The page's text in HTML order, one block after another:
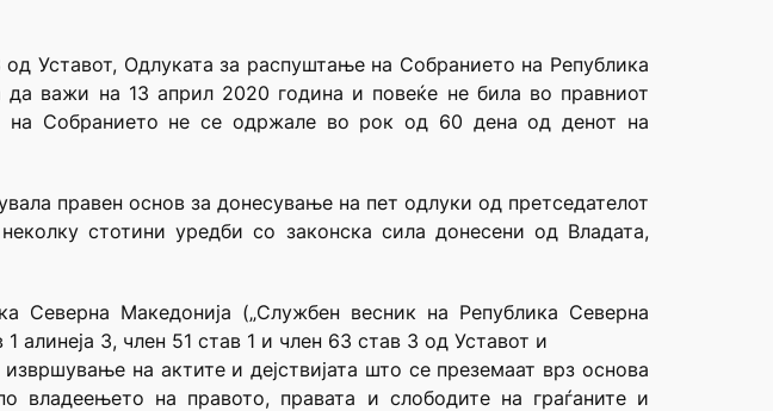
Уставот, Одлуката за распуштање на Собранието на Република
важи на 13 април 2020 година и повеќе не била во правниот
на Собранието не се одржале во рок од 60 дена од денот на
правен основ за донесување на пет одлуки од претседателот
стотини уредби со законска сила донесени од Владата,
Македонија („Службен весник на Република Северна
алинеја 3, член 51 став 1 и член 63 став 3 од Уставот и
на актите и дејствијата што се преземаат врз основа
владеењето на правото, правата и слободите на граѓаните и